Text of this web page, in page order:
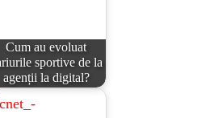
Cum au evoluat
sportive de la
agenții la digital?